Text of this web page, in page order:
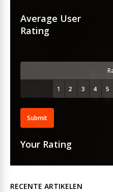
Average User
Rating
Submit
Your Rating
RECENTE ARTIKELEN